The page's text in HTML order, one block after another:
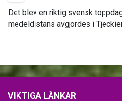
Det blev en riktig svensk
medeldistans avgjordes i
VIKTIGA LÄNKAR